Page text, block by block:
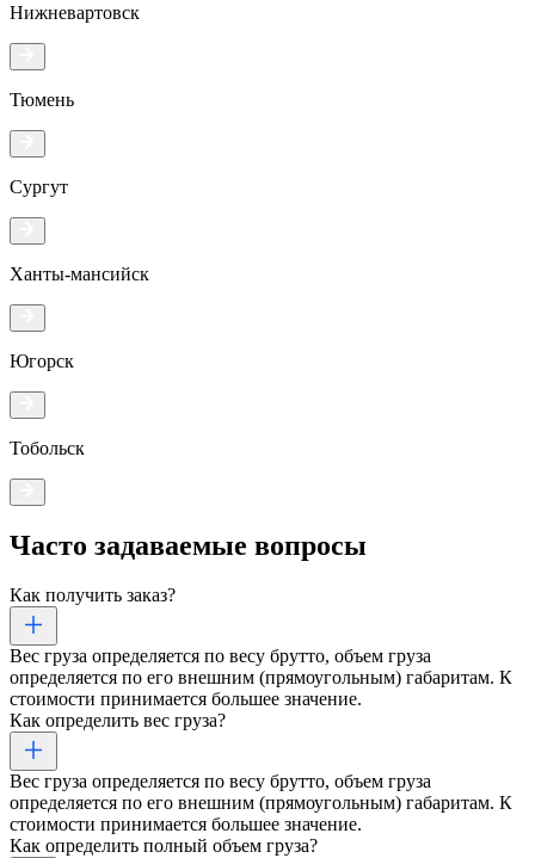
Нижневартовск
Тюмень
Сургут
Ханты-мансийск
Югорск
Тобольск
Часто задаваемые вопросы
Как получить заказ?
Вес груза определяется по весу брутто, объем груза
определяется по его внешним (прямоугольным) габаритам. К
стоимости принимается большее значение.
Как определить вес груза?
Вес груза определяется по весу брутто, объем груза
определяется по его внешним (прямоугольным) габаритам. К
стоимости принимается большее значение.
Как определить полный объем груза?